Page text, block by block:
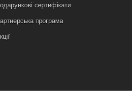
сертифікати
програма